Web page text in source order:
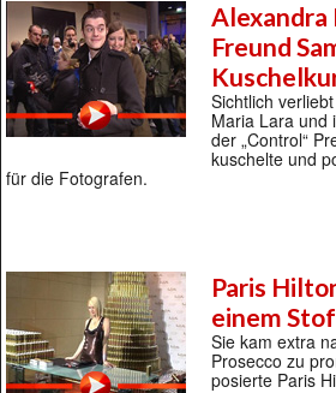
Alexandra
Freund
Sichtlich
Maria Lara und
der „Control“
kuschelte und
für die Fotografen.
Paris
einem
Sie kam extra
Prosecco zu
posierte Paris